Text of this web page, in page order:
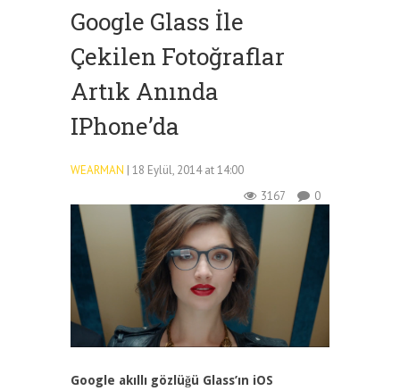
Google Glass İle
Çekilen Fotoğraflar
Artık Anında
IPhone’da
WEARMAN | 18 Eylül, 2014 at 14:00
3167
0
Google akıllı gözlüğü Glass’ın iOS